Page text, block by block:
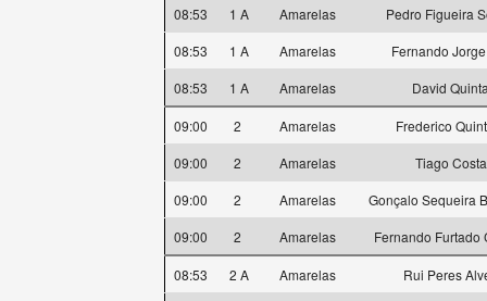
08:53
1 A Amarelas
Pedro Figueira
08:53
1 A Amarelas
Fernando
08:53
1 A Amarelas David
09:00 2 Amarelas
Frederico
09:00
2 Amarelas
Tiago Costa
09:00
2 Amarelas
Gonçalo Sequeira
09:00
2 Amarelas Fernando Furtado
08:53 2 A Amarelas
Rui Peres